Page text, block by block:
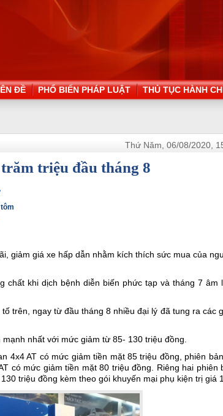
ĐỀ PHỔ BIẾN PHÁP LUẬT THỦ TỤC HÀNH
Thứ Năm, 06/08/2020,
triệu đầu tháng 8
giảm giá xe hấp dẫn nhằm kích thích sức mua của
khi dịch bệnh diễn biến phức tạp và tháng 7 âm
trên, ngay từ đầu tháng 8 nhiều đại lý đã tung ra các
nhất với mức giảm từ 85- 130 triệu đồng.
AT có mức giảm tiền mặt 85 triệu đồng, phiên
có mức giảm tiền mặt 80 triệu đồng. Riêng hai phiên
triệu đồng kèm theo gói khuyến mại phụ kiện trị giá